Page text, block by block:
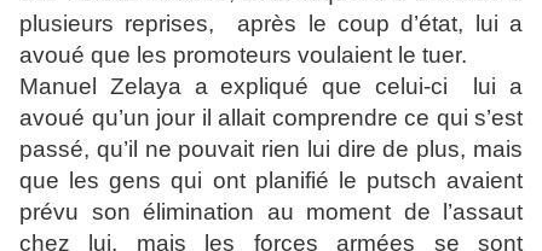
plusieurs reprises, après le coup d’état, lui a
avoué que les promoteurs voulaient le tuer.
Manuel Zelaya a expliqué que celui-ci lui a
avoué qu’un jour il allait comprendre ce qui s’est
passé, qu’il ne pouvait rien lui dire de plus, mais
que les gens qui ont planifié le putsch avaient
prévu son élimination au moment de l’assaut
chez lui, mais les forces armées se sont